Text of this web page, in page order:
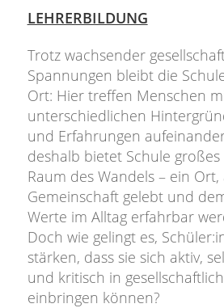
LEHRERBILDUNG
Trotz wachsender
Spannungen bleibt die
Ort: Hier treffen Menschen
unterschiedlichen
und Erfahrungen
deshalb bietet Schule großes
Raum des Wandels – ein
Gemeinschaft gelebt und
Werte im Alltag erfahrbar
Doch wie gelingt es,
stärken, dass sie sich aktiv,
und kritisch in
einbringen können?